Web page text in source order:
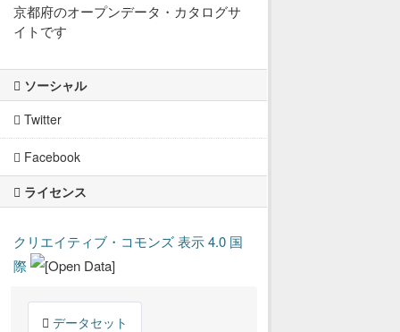
京都府のオープンデータ・カタログサ
イトです
ソーシャル
Twitter
Facebook
ライセンス
クリエイティブ・コモンズ 表示 4.0 国
際
データセット